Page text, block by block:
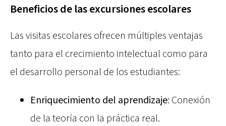
Beneficios de las excursiones escolares
Las visitas escolares ofrecen múltiples ventajas
tanto para el crecimiento intelectual como para
el desarrollo personal de los estudiantes:
Enriquecimiento del aprendizaje: Conexión
de la teoría con la práctica real.